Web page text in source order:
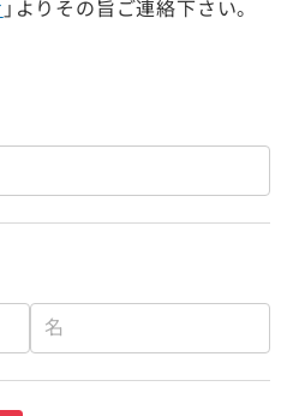
」よりその旨ご連絡下さい。